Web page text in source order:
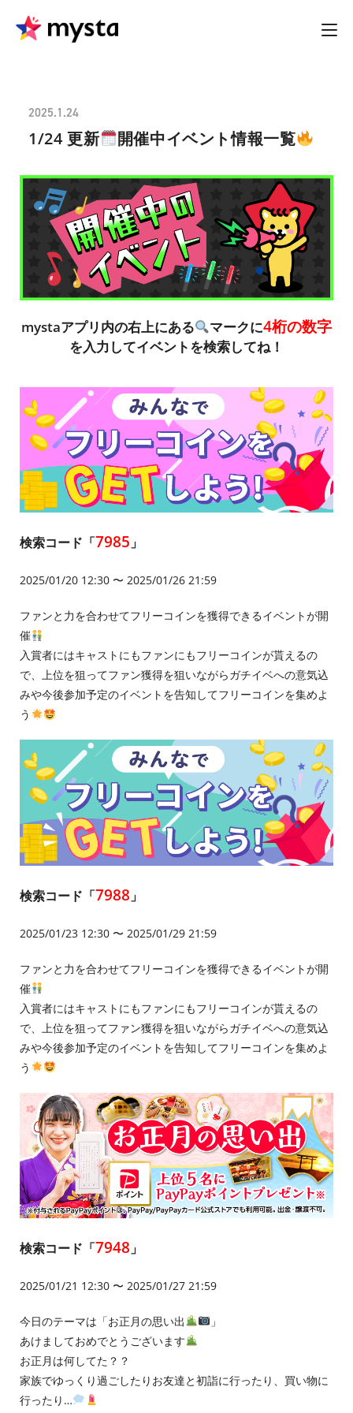
2025.1.24
1/24 更新 開催中イベント情報一覧
mystaアプリ内の右上にある マークに4桁の数字
を入力してイベントを検索してね！
検索コード「7985 」
2025/01/20 12:30 〜 2025/01/26 21:59
ファンと力を合わせてフリーコインを獲得できるイベントが開
催
入賞者にはキャストにもファンにもフリーコインが貰えるの
で、上位を狙ってファン獲得を狙いながらガチイベへの意気込
みや今後参加予定のイベントを告知してフリーコインを集めよ
う
検索コード「7988 」
2025/01/23 12:30 〜 2025/01/29 21:59
ファンと力を合わせてフリーコインを獲得できるイベントが開
催
入賞者にはキャストにもファンにもフリーコインが貰えるの
で、上位を狙ってファン獲得を狙いながらガチイベへの意気込
みや今後参加予定のイベントを告知してフリーコインを集めよ
う
検索コード「7948 」
2025/01/21 12:30 〜 2025/01/27 21:59
今日のテーマは「お正月の思い出
」
あけましておめでとうございます
お正月は何してた？？
家族でゆっくり過ごしたりお友達と初詣に行ったり、買い物に
行ったり…